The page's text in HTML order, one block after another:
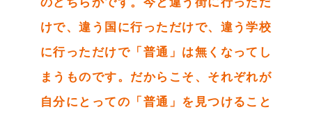
けで、違う国に行っただけで、違う学校
に行っただけで「普通」は無くなってし
まうものです。だからこそ、それぞれが
自分にとっての「普通」を見つけること